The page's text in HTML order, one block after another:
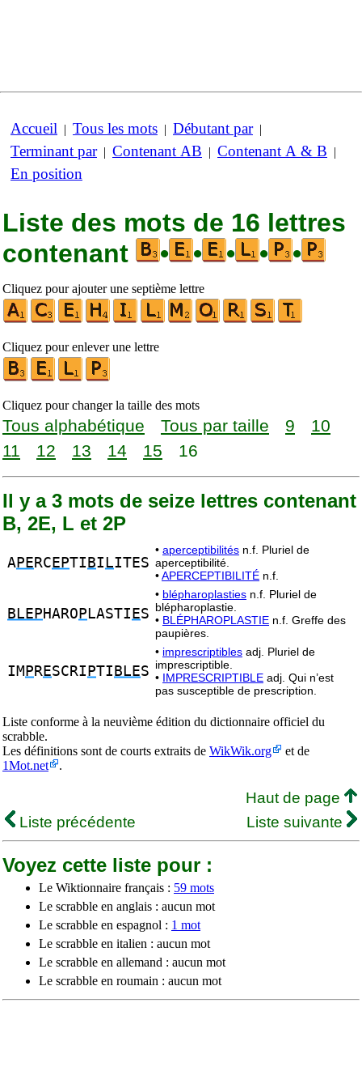
Accueil | Tous les mots | Débutant par|
Terminant par| Contenant AB | Contenant A & B |
En position
Liste des mots de 16 lettres
contenant
• • • • •
Cliquez pour ajouter une septième lettre
Cliquez pour enlever une lettre
Cliquez pour changer la taille des mots
Tous alphabétique Tous par taille 9
10
11
12 13 14 15 16
Il y a 3 mots de seize lettres contenant
B, 2E, L et 2P
APE RC EPTI BI LITES
• aperceptibilités n.f. Pluriel de
aperceptibilité.
•APERCEPTIBILITÉ n.f.
BLEP HARO P LASTI ES
• blépharoplasties n.f. Pluriel de
blépharoplastie.
• BLÉPHAROPLASTIE n.f. Greffe des
paupières.
IM P RESCRI PTI BLES
• imprescriptibles adj. Pluriel de
imprescriptible.
• IMPRESCRIPTIBLE adj. Qui n’est
pas susceptible de prescription.
Liste conforme à la neuvième édition du dictionnaire officiel du
scrabble.
Les définitions sont de courts extraits de WikWik.org
et de
1Mot.net
.
Haut de page
Liste précédente
Liste suivante
Voyez cette liste pour :
Le Wiktionnaire français : 59 mots
Le scrabble en anglais : aucun mot
Le scrabble en espagnol : 1 mot
Le scrabble en italien : aucun mot
Le scrabble en allemand : aucun mot
Le scrabble en roumain : aucun mot